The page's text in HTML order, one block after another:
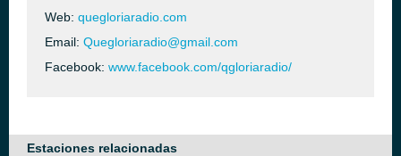
Web: quegloriaradio.com
Email: Quegloriaradio@gmail.com
Facebook: www.facebook.com/qgloriaradio/
Estaciones relacionadas